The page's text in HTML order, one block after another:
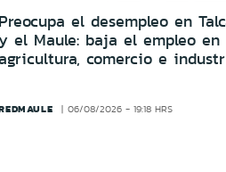
Preocupa el desempleo en
y el Maule: baja el empleo en
comercio e
06/08/2026 - 19:18 HRS